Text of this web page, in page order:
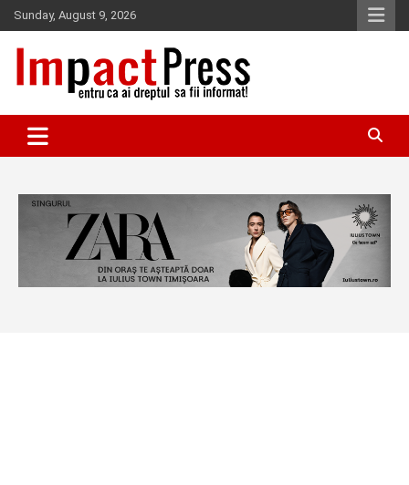
Skip
to
content
Sunday, August 9, 2026
IMPACTPRESS